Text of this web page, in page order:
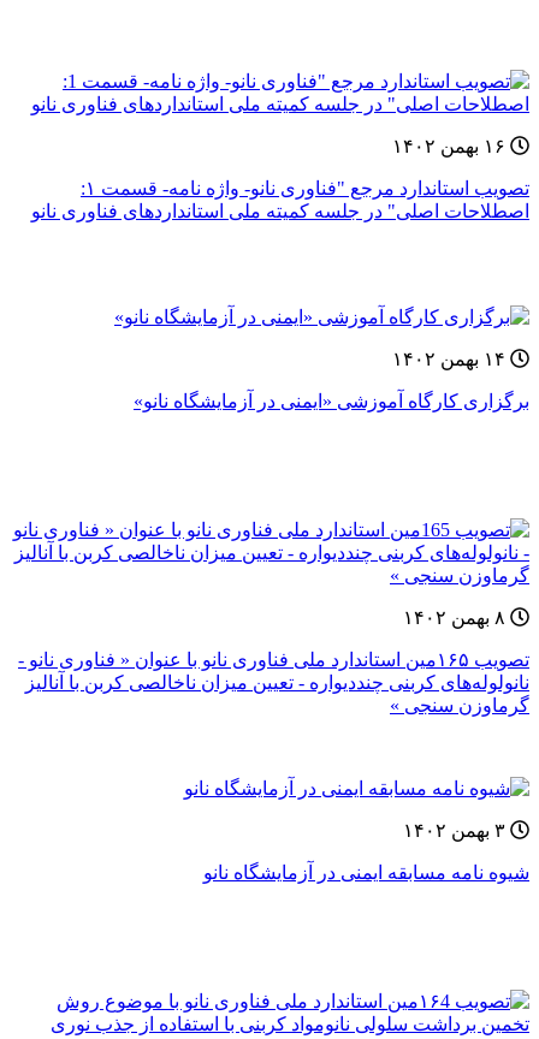
تصویب استاندارد مرجع "فناوری نانو- واژه نامه- قسمت ۱:
اصطلاحات اصلی" در جلسه کمیته ملی استانداردهای فناوری نانو
برگزاری کارگاه آموزشی «ایمنی در آزمایشگاه نانو»
تصویب ۱۶۵مین استاندارد ملی فناوری نانو با عنوان « فناوری نانو -
نانولوله‌های کربنی چنددیواره - تعیین میزان ناخالصی کربن با آنالیز
گرماوزن سنجی »
شیوه نامه مسابقه ایمنی در آزمایشگاه نانو